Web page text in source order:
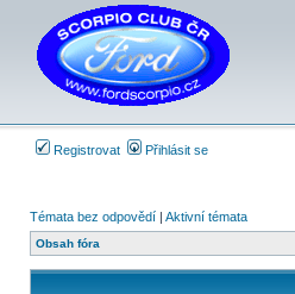
Registrovat Přihlásit se
Témata bez odpovědí | Aktivní témata
Obsah fóra